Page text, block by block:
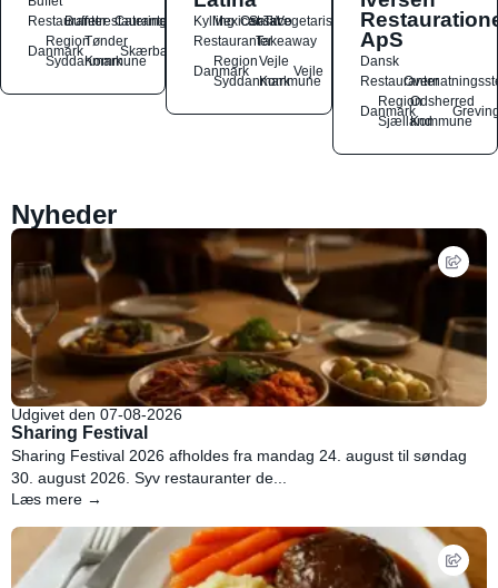
Restauranter
Buffetrestauranter
Catering
Danmark
Region
Syddanmark
Tønder
Kommune
Skærbæk
Kylling
Mexicansk
OstSalat
TacoVegetarisk
RestauranterTakeaway
Danmark
Region
Syddanmark
Vejle
Kommune
Vejle
ApS
Dansk
Restauranter
Danmark
Region
Sjælland
Odsherred
Kommune
Nyheder
Udgivet den 07-08-2026
Sharing Festival
Sharing Festival 2026 afholdes fra mandag 24. august til søndag
30. august 2026. Syv restauranter de...
Læs mere →